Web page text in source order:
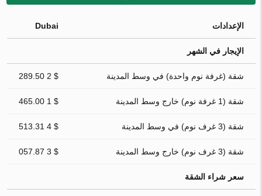
الإعدادات Dubai
الإيجار في الشهر
شقة (غرفة نوم واحدة) في وسط المدينة $ 2 289.50
شقة (1 غرفة نوم) خارج وسط المدينة $ 1 465.00
شقة (3 غرف نوم) في وسط المدينة $ 4 513.31
شقة (3 غرف نوم) خارج وسط المدينة $ 3 057.87
سعر شراء الشقة